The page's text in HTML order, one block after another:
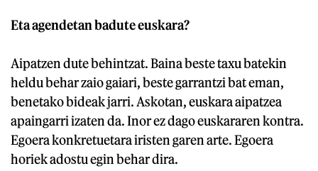
Eta agendetan badute euskara?
Aipatzen dute behintzat. Baina beste taxu batekin
heldu behar zaio gaiari, beste garrantzi bat eman,
benetako bideak jarri. Askotan, euskara aipatzea
apaingarri izaten da. Inor ez dago euskararen kontra.
Egoera konkretuetara iristen garen arte. Egoera
horiek adostu egin behar dira.